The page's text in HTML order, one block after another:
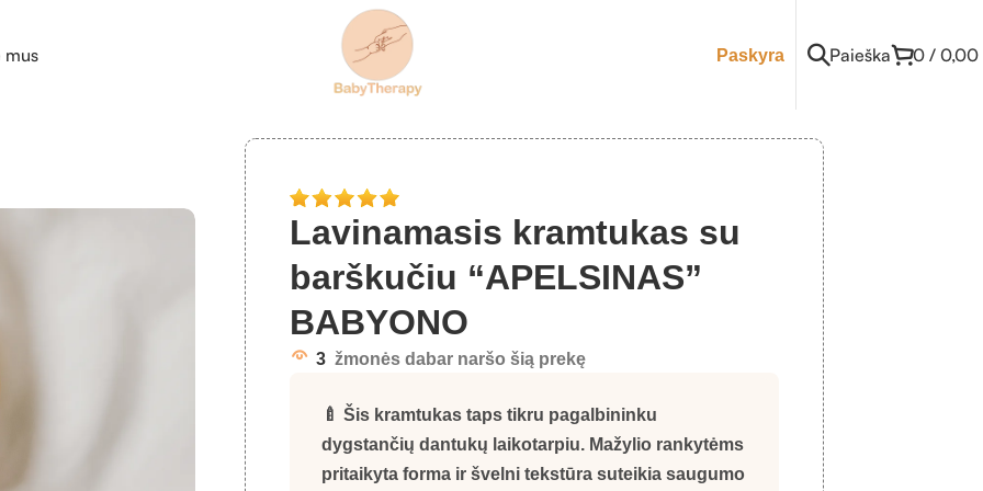
mus Paskyra Paieška 0 / 0,00
su barškučiu “APELSINAS” BABYONO
Lavinamasis kramtukas su
barškučiu “APELSINAS”
BABYONO
3 žmonės dabar naršo šią prekę
🍼 Šis kramtukas taps tikru pagalbininku
dygstančių dantukų laikotarpiu. Mažylio rankytėms
pritaikyta forma ir švelni tekstūra suteikia saugumo